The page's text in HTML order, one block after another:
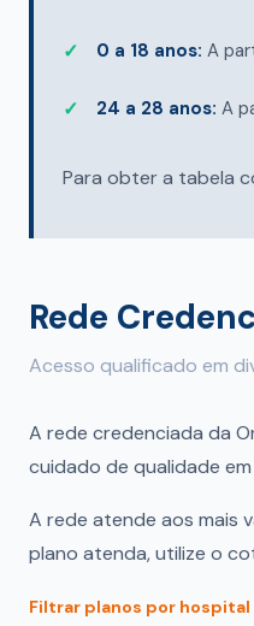
0 a 18 anos: A
24 a 28 anos: A
Para obter a tabela
Rede
Acesso qualificado em
A rede credenciada da
cuidado de qualidade
A rede atende aos mais
plano atenda, utilize o
Filtrar planos por